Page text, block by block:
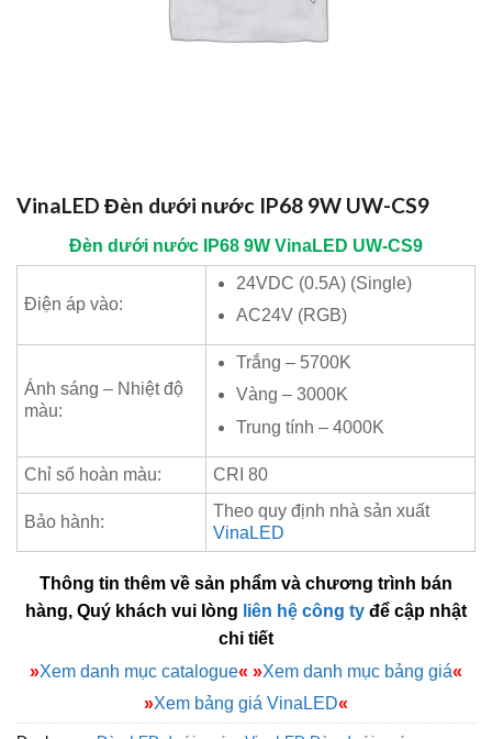
VinaLED Đèn dưới nước IP68 9W UW-CS9
Đèn dưới nước IP68 9W VinaLED UW-CS9
Điện áp vào:
24VDC (0.5A) (Single)
AC24V (RGB)
Ánh sáng – Nhiệt độ
màu:
Trắng – 5700K
Vàng – 3000K
Trung tính – 4000K
Chỉ số hoàn màu: CRI 80
Bảo hành:
Theo quy định nhà sản xuất
VinaLED
Thông tin thêm về sản phẩm và chương trình bán
hàng, Quý khách vui lòng liên hệ công ty để cập nhật
chi tiết
»Xem danh mục catalogue« »Xem danh mục bảng giá«
»Xem bảng giá VinaLED«